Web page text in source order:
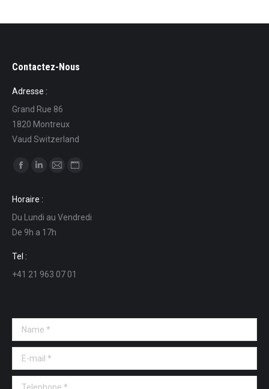
Contactez-Nous
Adresse :
Grand Rue 86
1820 Montreux
Vaud Switzerland
Find us on:
opens
in
new
window
opens
in
new
in
in
Horaire :
Du Lundi au Vendredi
De 9h a 17h
Tel :
+41 21 963 07 01
Name *
E-mail *
Telephone *